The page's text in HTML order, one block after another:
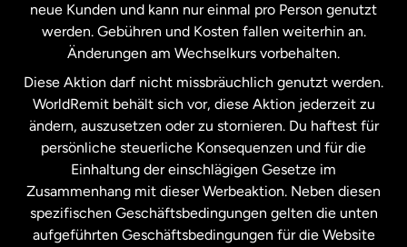
Neuseeland
Niederlande
Schweden
Spanien
neue Kunden und kann nur einmal pro Person genutzt
werden. Gebühren und Kosten fallen weiterhin an.
Änderungen am Wechselkurs vorbehalten.
Diese Aktion darf nicht missbräuchlich genutzt werden.
WorldRemit behält sich vor, diese Aktion jederzeit zu
ändern, auszusetzen oder zu stornieren. Du haftest für
persönliche steuerliche Konsequenzen und für die
Einhaltung der einschlägigen Gesetze im
Zusammenhang mit dieser Werbeaktion. Neben diesen
spezifischen Geschäftsbedingungen gelten die unten
aufgeführten Geschäftsbedingungen für die Website